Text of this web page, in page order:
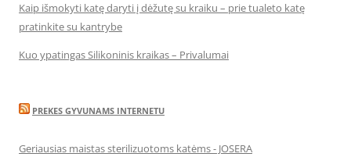
Kaip išmokyti katę daryti į dėžutę su kraiku – prie tualeto katę
pratinkite su kantrybe
Kuo ypatingas Silikoninis kraikas – Privalumai
PREKES GYVUNAMS INTERNETU
Geriausias maistas sterilizuotoms katėms - JOSERA